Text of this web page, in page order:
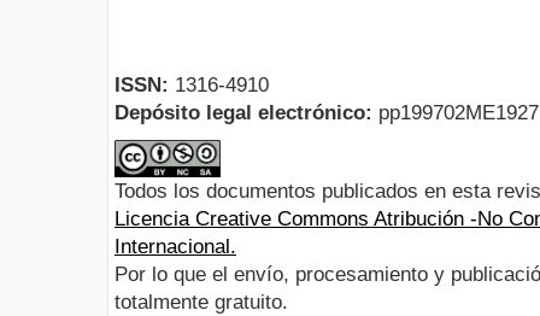
ISSN: 1316-4910
Depósito legal electrónico:
Todos los documentos publicados en esta
Licencia Creative Commons Atribución -No
Internacional.
Por lo que el envío, procesamiento y
totalmente gratuito.